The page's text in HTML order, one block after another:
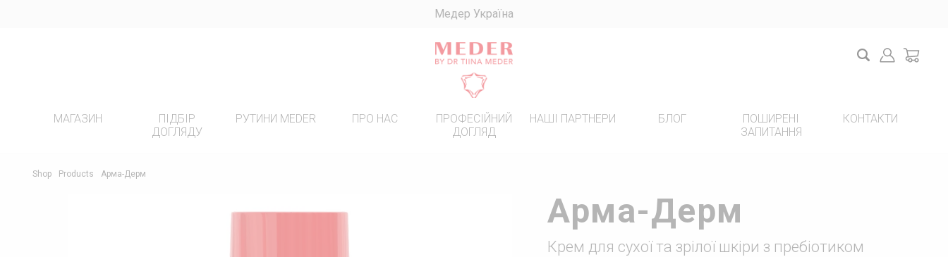
Медер Україна
МАГАЗИН
ПІДБІР
ДОГЛЯДУ
РУТИНИ MEDER ПРО НАС
ПРОФЕСІЙНИЙ
ДОГЛЯД
НАШІ ПАРТНЕРИ БЛОГ
ПОШИРЕНІ
ЗАПИТАННЯ
КОНТАКТИ
SearchLogin
Shop Products Арма-Дерм
Арма-Дерм
Крем для сухої та зрілої шкіри з пребіотиком